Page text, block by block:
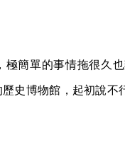
極簡單的事情拖很久
史博物館，起初說